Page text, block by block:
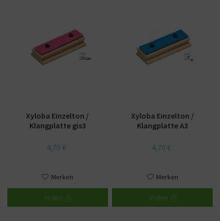
Xyloba Einzelton /
Klangplatte gis3
4,70 €
Merken
In den
Xyloba Einzelton /
Klangplatte A3
4,70 €
Merken
In den